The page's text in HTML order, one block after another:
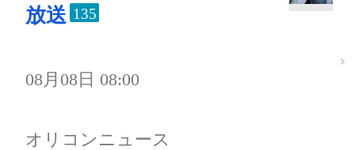
放送 135
08月08日 08:00
オリコンニュース